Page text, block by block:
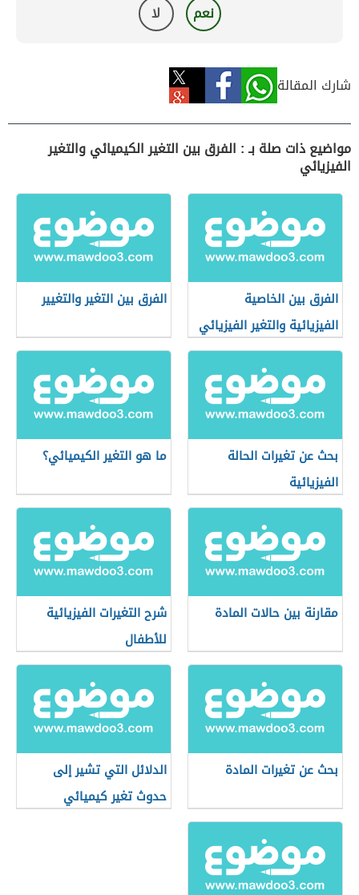
نعم لا
شارك المقالة
مواضيع ذات صلة بـ : الفرق بين التغير الكيميائي والتغير
الفيزيائي
الفرق بين الخاصية
الفيزيائية والتغير الفيزيائي
الفرق بين التغير والتغيير
بحث عن تغيرات الحالة
الفيزيائية
ما هو التغير الكيميائي؟
مقارنة بين حالات المادة
شرح التغيرات الفيزيائية
للأطفال
بحث عن تغيرات المادة
الدلائل التي تشير إلى
حدوث تغير كيميائي